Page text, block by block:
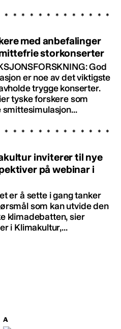
med anbefalinger
storkonserter
God
er noe av det viktigste
trygge konserter.
tyske forskere som
smittesimulasjon...
inviterer til nye
på webinar i
er å sette i gang tanker
som kan utvide den
klimadebatten, sier
i Klimakultur,...